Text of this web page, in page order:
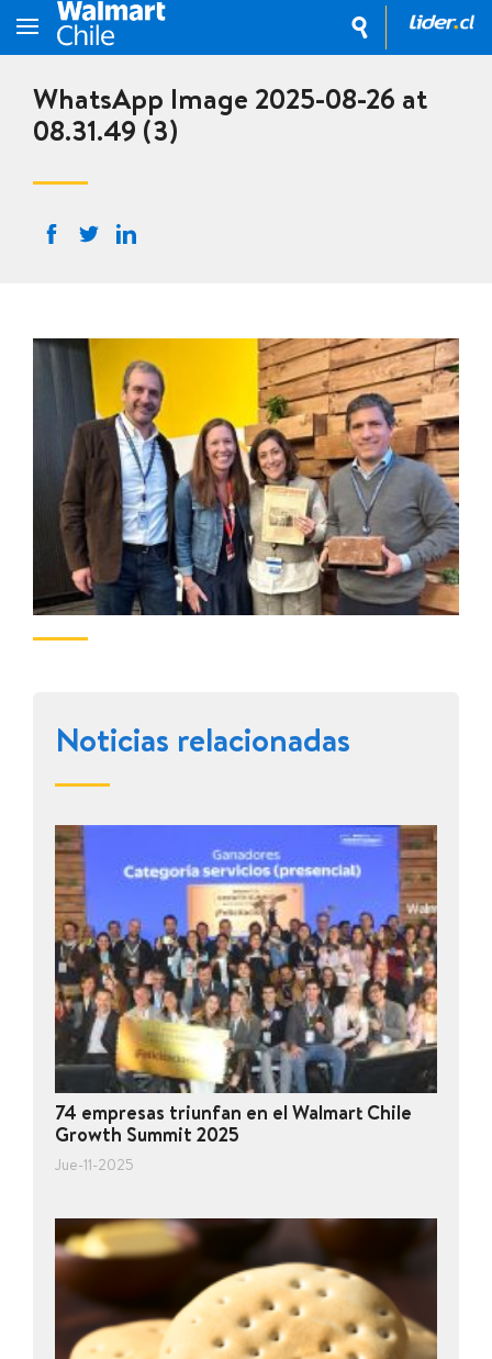
WhatsApp Image 2025-08-26 at
08.31.49 (3)
Noticias relacionadas
74 empresas triunfan en el Walmart Chile
Growth Summit 2025
Jue-11-2025